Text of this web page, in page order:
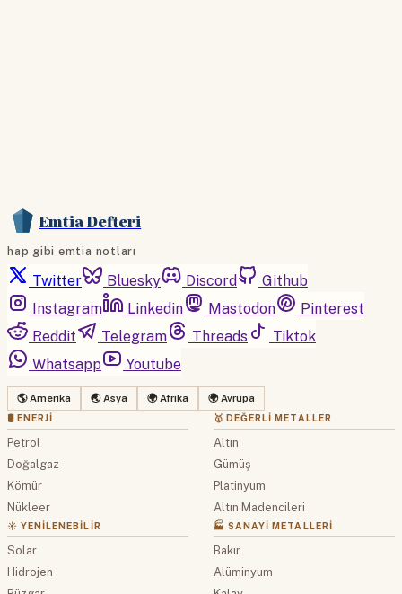
Emtia Defteri
hap gibi emtia notları
Twitter Bluesky Discord
Github
Instagram
Linkedin Mastodon
Pinterest
Reddit
Telegram Threads
Tiktok
Whatsapp
Youtube
🌎 Amerika 🌏 Asya 🌍 Afrika 🌍 Avrupa
🛢 ENERJI
Petrol
Doğalgaz
Kömür
Nükleer
☀️ YENILENEBILIR
Solar
Hidrojen
🥇 DEĞERLI METALLER
Altın
Gümüş
Platinyum
Altın Madencileri
🏭 SANAYI METALLERI
Bakır
Alüminyum